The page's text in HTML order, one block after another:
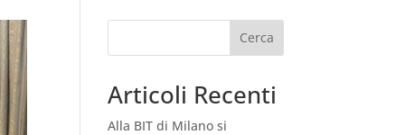
Cerca
Articoli Recenti
Alla BIT di Milano si